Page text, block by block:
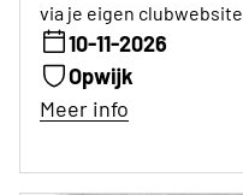
via je eigen clubwebsite.
10-11-2026
Opwijk
Meer info